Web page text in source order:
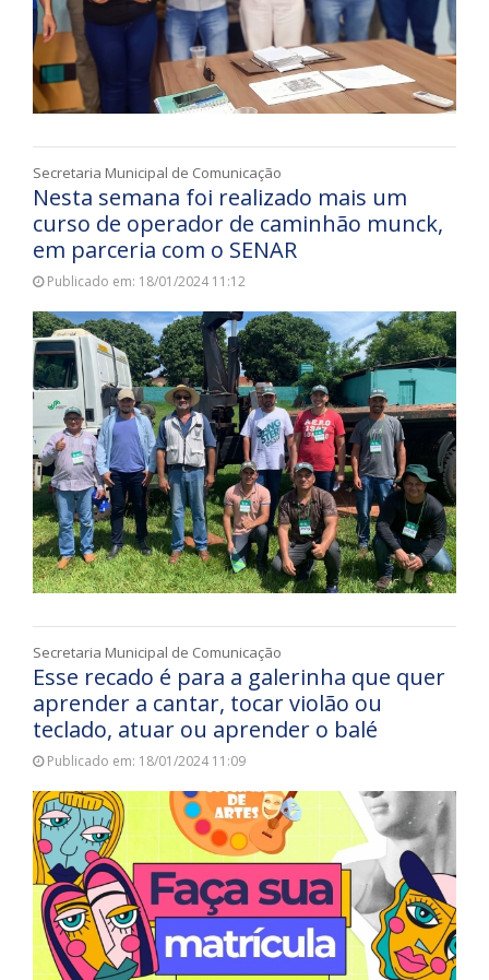
Secretaria Municipal de Comunicação
Nesta semana foi realizado mais um
curso de operador de caminhão munck,
em parceria com o SENAR
Publicado em: 18/01/2024 11:12
Secretaria Municipal de Comunicação
Esse recado é para a galerinha que quer
aprender a cantar, tocar violão ou
teclado, atuar ou aprender o balé
Publicado em: 18/01/2024 11:09